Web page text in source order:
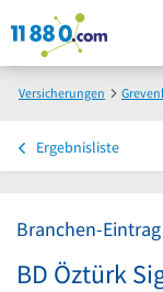
Versicherungen
Ergebnisliste
Branchen-Eintrag
BD Öztürk